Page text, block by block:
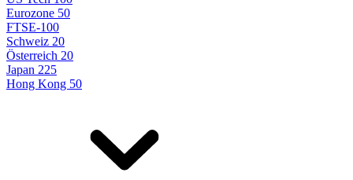
Eurozone 50
FTSE-100
Schweiz 20
Österreich 20
Japan 225
Hong Kong 50